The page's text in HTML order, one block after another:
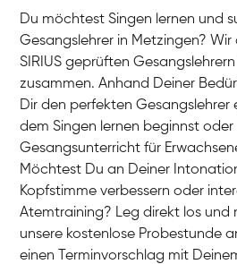
Du möchtest Singen lernen und
Gesangslehrer in Metzingen?
SIRIUS geprüften
zusammen. Anhand Deiner
Dir den perfekten
dem Singen lernen beginnst oder
Gesangsunterricht für
Möchtest Du an Deiner
Kopfstimme verbessern oder
Atemtraining? Leg direkt los und
unsere kostenlose Probestunde
einen Terminvorschlag mit